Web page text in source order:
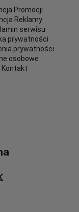
Promocji
Reklamy
serwisu
prywatności
prywatności
osobowe
Kontakt